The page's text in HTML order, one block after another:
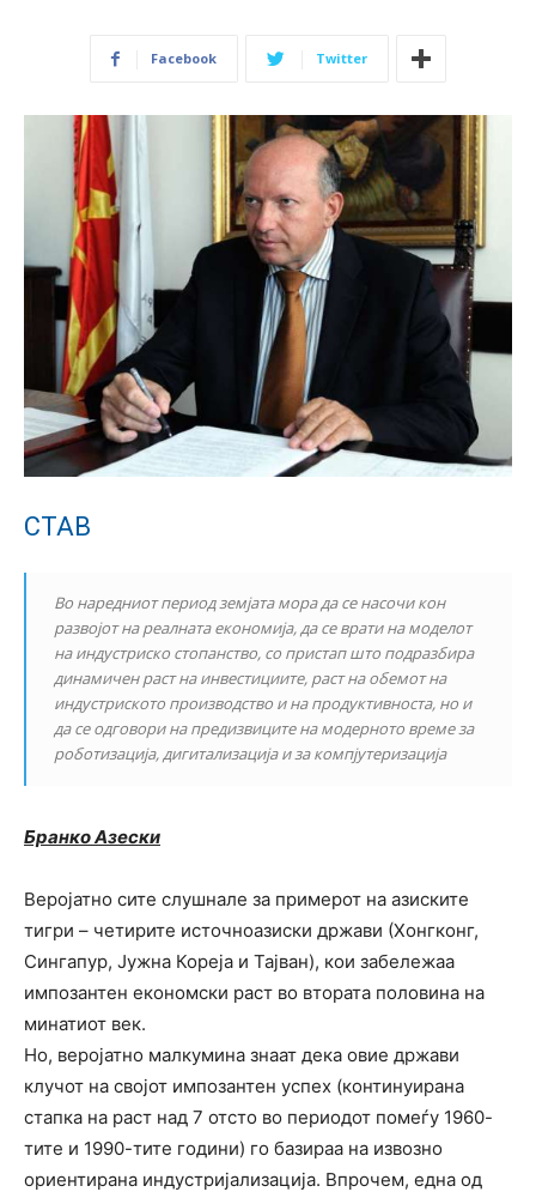
Facebook Twitter
СТАВ
Во наредниот период земјата мора да се насочи кон
развојот на реалната економија, да се врати на моделот
на индустриско стопанство, со пристап што подразбира
динамичен раст на инвестициите, раст на обемот на
индустриското производство и на продуктивноста, но и
да се одговори на предизвиците на модерното време за
роботизација, дигитализација иза компјутеризација
Бранко Азески
Веројатно сите слушнале за примерот на азиските
тигри – четирите источноазиски држави (Хонгконг,
Сингапур, Јужна Кореја и Тајван), кои забележаа
импозантен економски раст во втората половина на
минатиот век.
Но, веројатно малкумина знаат дека овие држави
клучот на својот импозантен успех (континуирана
стапка на раст над 7 отсто во периодот помеѓу 1960-
тите и 1990-тите години) го базираа на извозно
ориентирана индустријализација. Впрочем, една од